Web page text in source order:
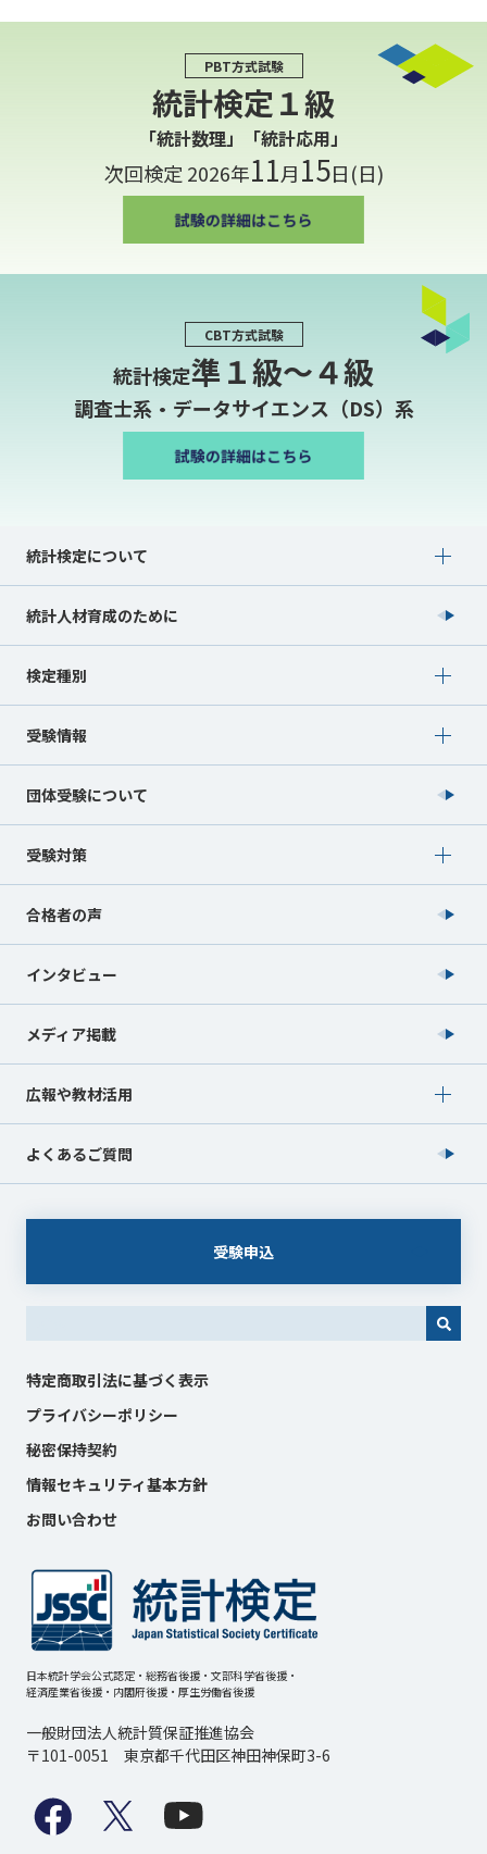
PBT方式試験
統計検定１級
「統計数理」「統計応用」
次回検定 2026年11月15日(日)
CBT方式試験
統計検定準１級〜４級
調査士系・データサイエンス（DS）系
統計検定について
Show submenu for 統計検定について
統計人材育成のために
検定種別
Show submenu for 検定種別
受験情報
Show submenu for 受験情報
団体受験について
受験対策
Show submenu for 受験対策
合格者の声
インタビュー
メディア掲載
広報や教材活用
Show submenu for 広報や教材活用
よくあるご質問
受験申込
特定商取引法に基づく表示
プライバシーポリシー
秘密保持契約
情報セキュリティ基本方針
お問い合わせ
日本統計学会公式認定・総務省後援・文部科学省後援・
経済産業省後援・内閣府後援・厚生労働省後援
一般財団法人統計質保証推進協会
〒101-0051 東京都千代田区神田神保町3-6